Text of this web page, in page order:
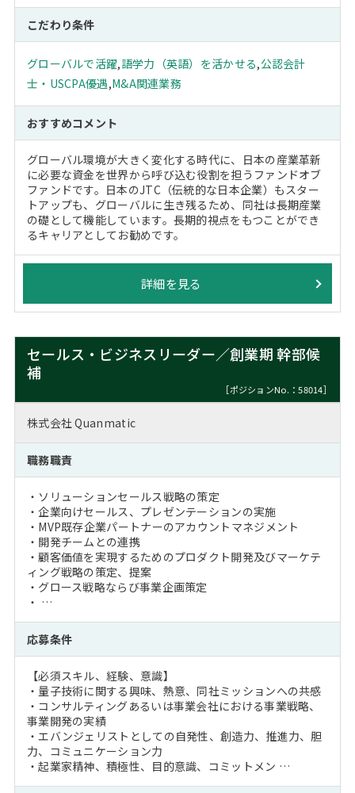
こだわり条件
グローバルで活躍,語学力（英語）を活かせる,公認会計
士・USCPA優遇,M&A関連業務
おすすめコメント
グローバル環境が大きく変化する時代に、日本の産業革新
に必要な資金を世界から呼び込む役割を担うファンドオブ
ファンドです。日本のJTC（伝統的な日本企業）もスター
トアップも、グローバルに生き残るため、同社は長期産業
の礎として機能しています。長期的視点をもつことができ
るキャリアとしてお勧めです。
詳細を見る
セールス・ビジネスリーダー／創業期 幹部候
補
［ポジションNo.：58014］
株式会社 Quanmatic
職務職責
・ソリューションセールス戦略の策定
・企業向けセールス、プレゼンテーションの実施
・MVP既存企業パートナーのアカウントマネジメント
・開発チームとの連携
・顧客価値を実現するためのプロダクト開発及びマーケテ
ィング戦略の策定、提案
・グロース戦略ならび事業企画策定
・ …
応募条件
【必須スキル、経験、意識】
・量子技術に関する興味、熱意、同社ミッションへの共感
・コンサルティングあるいは事業会社における事業戦略、
事業開発の実績
・エバンジェリストとしての自発性、創造力、推進力、胆
力、コミュニケーション力
・起業家精神、積極性、目的意識、コミットメン …